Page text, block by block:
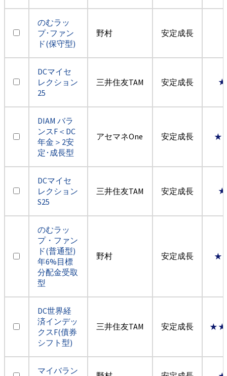
のむラッ
プ･ファン
ド(保守型)
野村 安定成長
DCマイセ
レクション
25
三井住友TAM 安定成長
DIAM バラ
ンスF＜DC
年金＞2安
定･成長型
アセマネOne 安定成長
DCマイセ
レクション
S25
三井住友TAM 安定成長
のむラッ
プ・ファン
ド(普通型)
年6%目標
分配金受取
型
野村 安定成長
DC世界経
済インデッ
クスF(債券
シフト型)
三井住友TAM 安定成長
マイバラン